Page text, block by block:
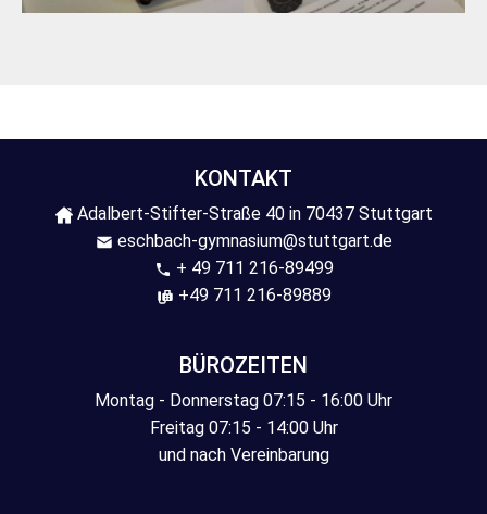
KONTAKT
Adalbert-Stifter-Straße 40 in 70437 Stuttgart
eschbach-gymnasium@stuttgart.de
+ 49 711 216-89499
+49 711 216-89889
BÜROZEITEN
Montag - Donnerstag 07:15 - 16:00 Uhr
Freitag 07:15 - 14:00 Uhr
und nach Vereinbarung